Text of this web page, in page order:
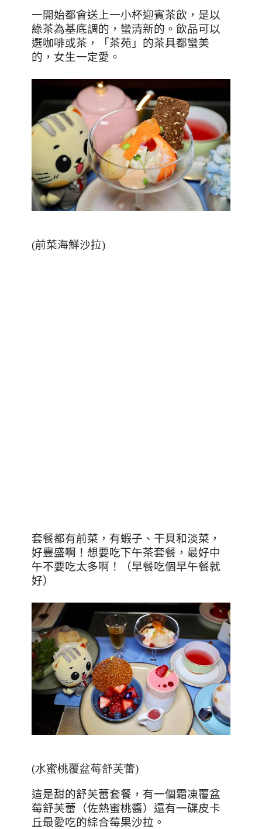
一開始都會送上一小杯迎賓茶飲，是以
綠茶為基底調的，蠻清新的。飲品可以
選咖啡或茶，「茶苑」的茶具都蠻美
的，女生一定愛。
(前菜海鮮沙拉)
套餐都有前菜，有蝦子、干貝和淡菜，
好豐盛啊！想要吃下午茶套餐，最好中
午不要吃太多啊！（早餐吃個早午餐就
好）
(水蜜桃覆盆莓舒芙蕾)
這是甜的舒芙蕾套餐，有一個霜凍覆盆
莓舒芙蕾（佐熱蜜桃醬）還有一碟皮卡
丘最愛吃的綜合莓果沙拉。